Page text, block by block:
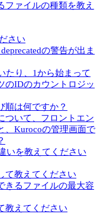
ファイルの種類を教え
さい
の警告が出ま
たり、1から始まって
のIDのカウントロジッ
順は何ですか？
ついて、フロントエン
、Kurocoの管理画面で
いを教えてください
て教えてください
きるファイルの最大容
教えてください